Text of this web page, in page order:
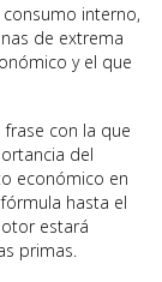
interno,
de extrema
y el que
frase con la que
del
económico en
hasta el
estará
primas.